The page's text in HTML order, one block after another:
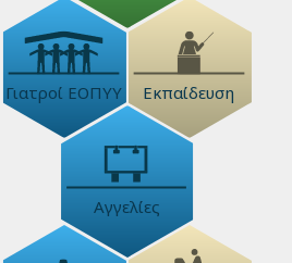
Γιατροί ΕΟΠΥΥ Εκπαίδευση
Αγγελίες